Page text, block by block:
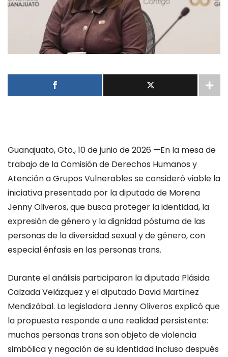
Guanajuato, Gto., 10 de junio de 2026 —En la mesa de
trabajo de la Comisión de Derechos Humanos y
Atención a Grupos Vulnerables se consideró viable la
iniciativa presentada por la diputada de Morena
Jenny Oliveros, que busca proteger la identidad, la
expresión de género y la dignidad póstuma de las
personas de la diversidad sexual y de género, con
especial énfasis en las personas trans.
Durante el análisis participaron la diputada Plásida
Calzada Velázquez y el diputado David Martínez
Mendizábal. La legisladora Jenny Oliveros explicó que
la propuesta responde a una realidad persistente:
muchas personas trans son objeto de violencia
simbólica y negación de su identidad incluso después